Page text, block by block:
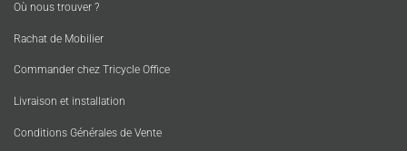
Où nous trouver ?
Rachat de Mobilier
Commander chez Tricycle Office
Livraison et installation
Conditions Générales de Vente